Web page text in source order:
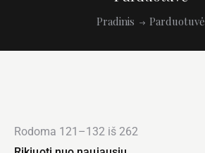
Pradinis Parduotuvė
Rodoma 121–132 iš 262